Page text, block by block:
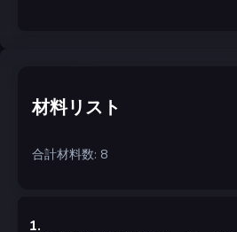
材料リスト
合計材料数: 8
1.